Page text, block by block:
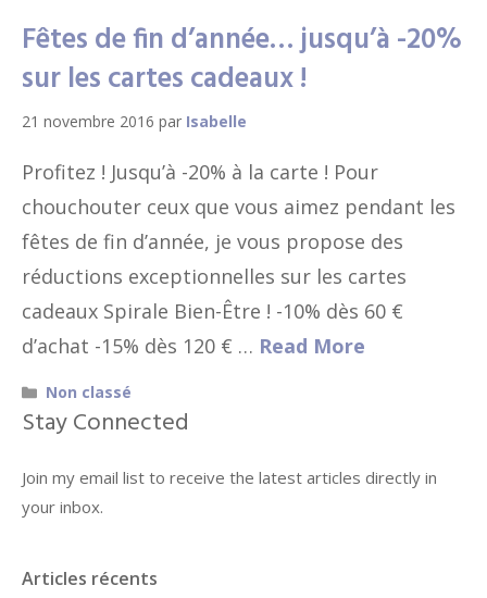
Fêtes de fin d’année… jusqu’à -20%
sur les cartes cadeaux !
21 novembre 2016 par Isabelle
Profitez ! Jusqu’à -20% à la carte ! Pour
chouchouter ceux que vous aimez pendant les
fêtes de fin d’année, je vous propose des
réductions exceptionnelles sur les cartes
cadeaux Spirale Bien-Être ! -10% dès 60 €
d’achat -15% dès 120 € … Read More
Catégories
Non classé
Stay Connected
Join my email list to receive the latest articles directly in
your inbox.
Articles récents